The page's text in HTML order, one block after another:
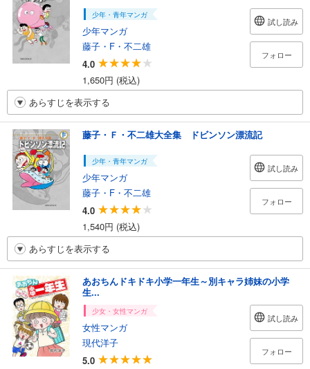
少年・青年マンガ
少年マンガ
藤子・F・不二雄
4.0
1,650円 (税込)
試し読み
フォロー
あらすじを表示する
藤子・Ｆ・不二雄大全集 ドビンソン漂流記
少年・青年マンガ
少年マンガ
藤子・F・不二雄
4.0
1,540円 (税込)
試し読み
フォロー
あらすじを表示する
あおちんドキドキ小学一年生～別キャラ姉妹の小学
生...
少女・女性マンガ
女性マンガ
現代洋子
5.0
試し読み
フォロー